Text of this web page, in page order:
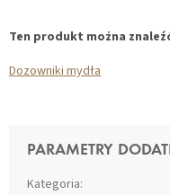
Ten produkt można
Dozowniki mydła
PARAMETRY
Kategoria: